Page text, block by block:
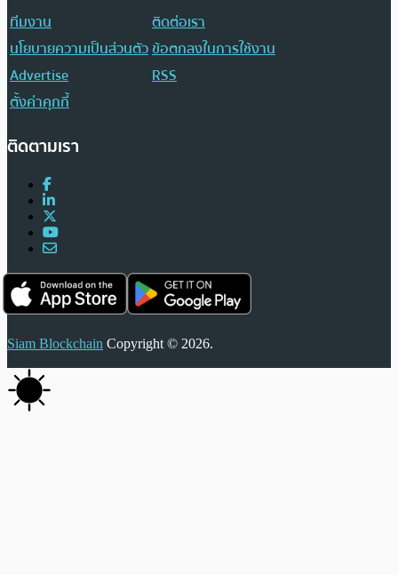
ทีมงาน
ติดต่อเรา
นโยบายความเป็นส่วนตัวข้อตกลงในการใช้งาน
Advertise
RSS
ตั้งค่าคุกกี้
ติดตามเรา
Siam Blockchain Copyright © 2026.